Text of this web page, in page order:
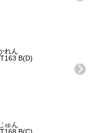
れん
B(D)
ゅん